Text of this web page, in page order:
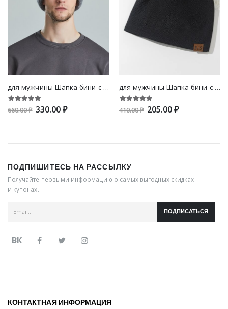
для мужчины Шапка-бини с текстовым принтом с заплатой
660.00 ₽ 330.00 ₽
для мужчины Шапка-бини с текстовой заплатой
410.00 ₽ 205.00 ₽
ПОДПИШИТЕСЬ НА РАССЫЛКУ
Получайте первыми информацию о самых выгодных скидках
и купонах.
ПОДПИСАТЬСЯ
ВК
КОНТАКТНАЯ ИНФОРМАЦИЯ